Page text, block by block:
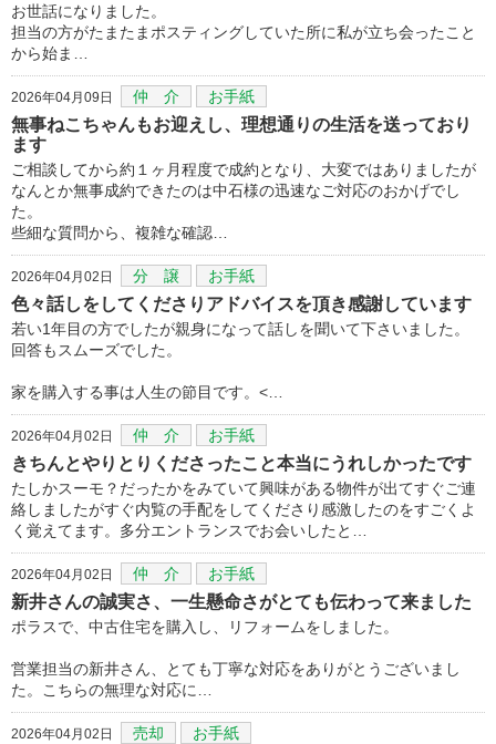
お世話になりました。
担当の方がたまたまポスティングしていた所に私が立ち会ったこと
から始ま…
2026年04月09日 仲 介 お手紙
無事ねこちゃんもお迎えし、理想通りの生活を送っており
ます
ご相談してから約１ヶ月程度で成約となり、大変ではありましたが
なんとか無事成約できたのは中石様の迅速なご対応のおかげでし
た。
些細な質問から、複雑な確認…
2026年04月02日 分 譲 お手紙
色々話しをしてくださりアドバイスを頂き感謝しています
若い1年目の方でしたが親身になって話しを聞いて下さいました。
回答もスムーズでした。
家を購入する事は人生の節目です。<…
2026年04月02日 仲 介 お手紙
きちんとやりとりくださったこと本当にうれしかったです
たしかスーモ？だったかをみていて興味がある物件が出てすぐご連
絡しましたがすぐ内覧の手配をしてくださり感激したのをすごくよ
く覚えてます。多分エントランスでお会いしたと…
2026年04月02日 仲 介 お手紙
新井さんの誠実さ、一生懸命さがとても伝わって来ました
ポラスで、中古住宅を購入し、リフォームをしました。
営業担当の新井さん、とても丁寧な対応をありがとうございまし
た。こちらの無理な対応に…
2026年04月02日 売却 お手紙